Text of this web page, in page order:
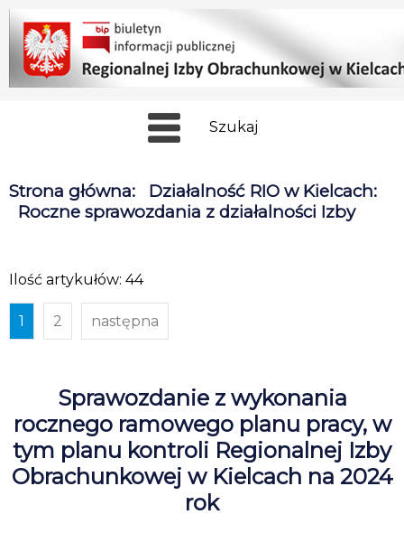
Szukaj
Strona główna: Działalność RIO w Kielcach:
Roczne sprawozdania z działalności Izby
Ilość artykułów: 44
1 2 następna
Sprawozdanie z wykonania
rocznego ramowego planu pracy, w
tym planu kontroli Regionalnej Izby
Obrachunkowej w Kielcach na 2024
rok